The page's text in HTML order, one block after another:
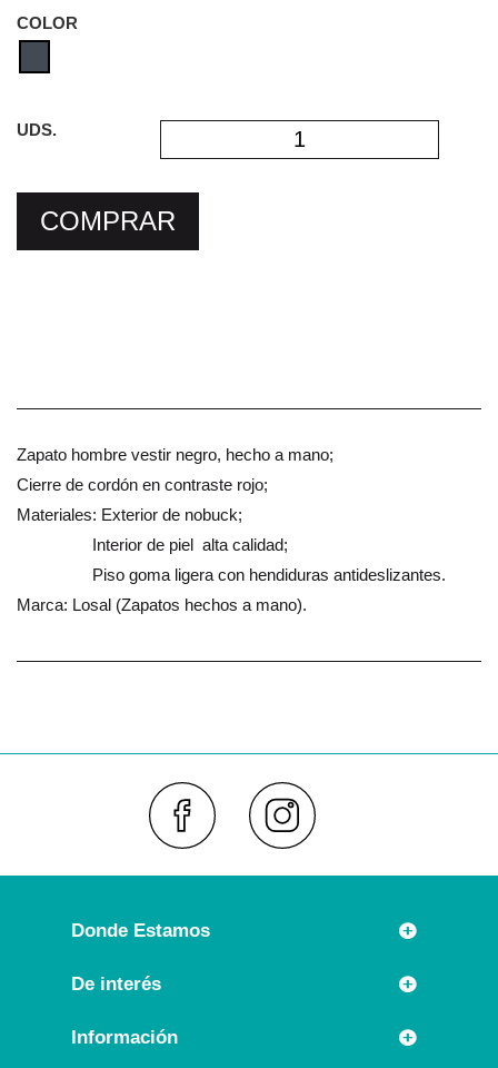
COLOR
UDS.
COMPRAR
Zapato hombre vestir negro, hecho a mano;
Cierre de cordón en contraste rojo;
Materiales: Exterior de nobuck;
Interior de piel alta calidad;
Piso goma ligera con hendiduras antideslizantes.
Marca: Losal (Zapatos hechos a mano).
Donde Estamos
Rúa Príncipe 7
Llámanos:
De interés
Información